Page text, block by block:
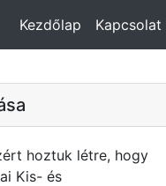
Kezdőlap Kapcsolat
hoztuk létre, hogy
Kis- és